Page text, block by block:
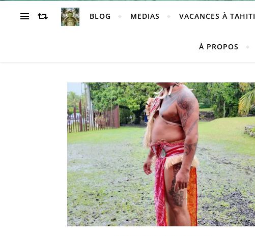
BLOG MEDIAS VACANCES À TAHITI
À PROPOS